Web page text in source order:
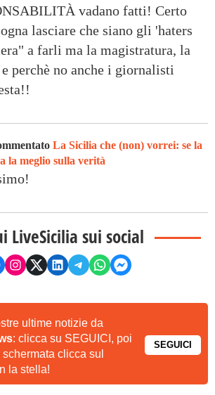
vadano fatti! Certo
lasciare che siano gli 'haters
a farli ma la magistratura, la
perchè no anche i giornalisti
La Sicilia che (non) vorrei: se la
la meglio sulla verità
LiveSicilia sui social
ultime notizie da
: clicca su SEGUICI, poi
clicca sul
la stella!
SEGUICI